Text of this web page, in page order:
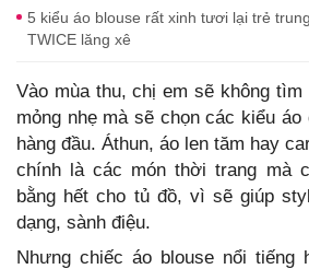
5 kiểu áo blouse rất xinh tươi lại trẻ
TWICE lăng xê
Vào mùa thu, chị em sẽ không
mỏng nhẹ mà sẽ chọn các kiểu
hàng đầu. Áthun, áo len tăm hay
chính là các món thời trang mà
bằng hết cho tủ đồ, vì sẽ giúp
dạng, sành điệu.
Nhưng chiếc áo blouse nổi tiếng